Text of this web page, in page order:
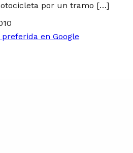
por un tramo […]
en Google